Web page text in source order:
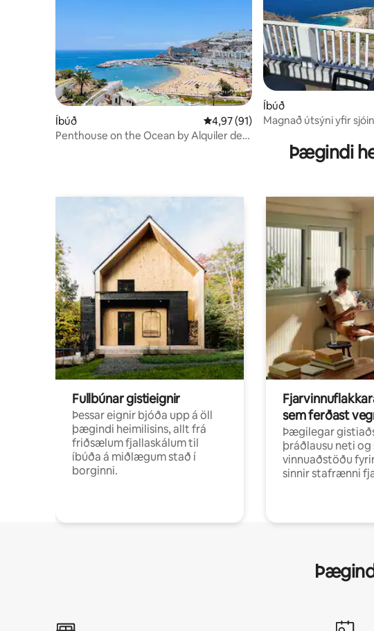
Íbúð 4,97 af 5 í meðaleinkunn, 91
4,97 (91)
Penthouse on the Ocean by Alquiler de
Íbúð
Magnað útsýni yfir
Þægindi
Fullbúnar gistieignir
Þessar eignir bjóða upp á öll
þægindi heimilisins, allt frá
friðsælum fjallaskálum til
íbúða á miðlægum stað í
borginni.
sem ferðast
Þægilegar
þráðlausu neti
vinnuaðstöðu
sinnir stafrænni